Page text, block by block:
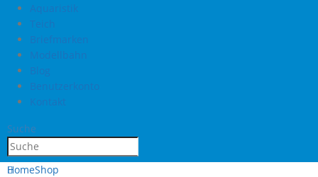
Aquaristik
Teich
Briefmarken
Modellbahn
Blog
Benutzerkonto
Kontakt
Suche
HomeShop